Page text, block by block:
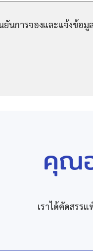
นการจองและแจ้งข้อมู
คุณ
เราได้คัดสรร